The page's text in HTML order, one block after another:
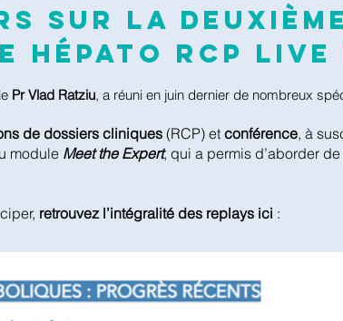
Pr Vlad Ratziu, a réuni en juin dernier de nombreux
de dossiers cliniques (RCP) et conférence, à
module Meet the Expert, qui a permis d’aborder
retrouvez l’intégralité des replays ici :
sur la
Hépato RCP Live